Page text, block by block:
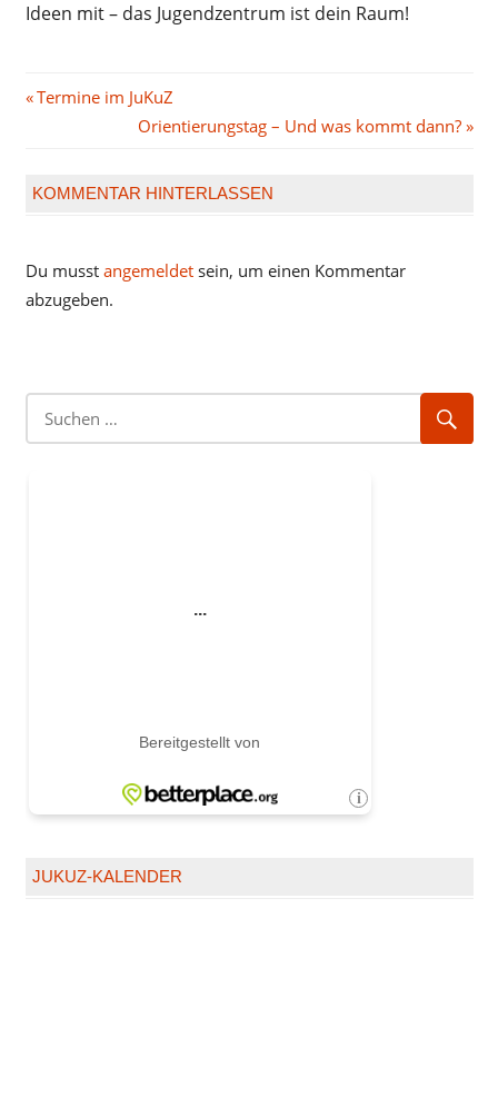
Ideen mit – das Jugendzentrum ist dein Raum!
Beitragsnavigation
Vorheriger
Termine im JuKuZ
Nächster
Orientierungstag – Und was kommt dann?
KOMMENTAR HINTERLASSEN
Du musst angemeldetsein, um einen Kommentar
abzugeben.
JUKUZ-KALENDER